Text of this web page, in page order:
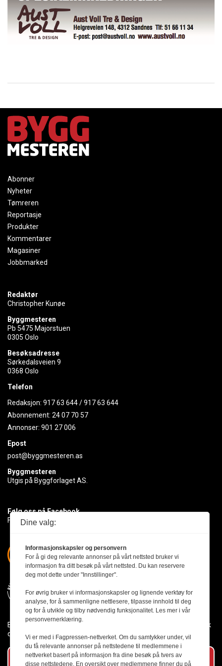
Abonner
Nyheter
Tømreren
Reportasje
Produkter
Kommentarer
Magasiner
Jobbmarked
Redaktør
Christopher Kunøe
Byggmesteren
Pb 5475 Majorstuen
0305 Oslo
Besøksadresse
Sørkedalsveien 9
0368 Oslo
Telefon
Redaksjon: 917 63 644/917 63 644
Abonnement: 24 07 70 57
Annonser: 901 27 006
Epost
post@byggmesteren.as
Byggmesteren
Utgis på Byggforlaget AS.
Følg oss på Facebook
Få med deg det siste innen byggebransjen
Byggmesteren følger Vær Varsom-plakaten og presseetikken slik
den er nedfelt i Redaktørplakaten.
Abonner på vårt nyhetsbrev
Dine valg:
Informasjonskapsler og personvern
For å gi deg relevante annonser på vårt nettsted bruker vi
informasjon fra ditt besøk på vårt nettsted. Du kan reservere
deg mot dette under "Innstillinger".
For øvrig bruker vi informasjonskapsler og lignende verktøy for
analyse, for å sammenligne nettlesere, tilpasse innhold til deg
og for å utvikle og tilby nødvendig funksjonalitet. Les mer i vår
personvernerklæring.
Vi er med i Fagpressen-nettverket. Om du samtykker under, vil
du få relevante annonser på nettstedene til medlemmene i
nettverket basert på informasjon fra dine besøk på tvers av
disse nettstedene. En oversikt over medlemmene finner du på